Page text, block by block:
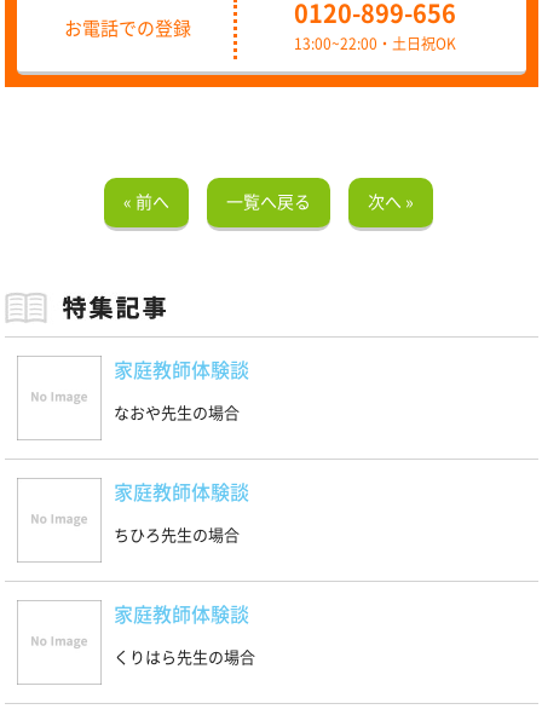
お電話での登録
0120-899-656
13:00~22:00・土日祝OK
« 前へ 一覧へ戻る 次へ »
家庭教師体験談
なおや先生の場合
家庭教師体験談
ちひろ先生の場合
家庭教師体験談
くりはら先生の場合